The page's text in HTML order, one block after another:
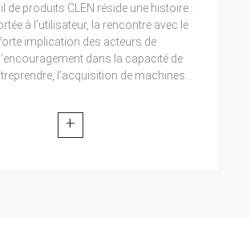
de produits CLEN réside une histoire :
à l’utilisateur, la rencontre avec le
implication des acteurs de
l’encouragement dans la capacité de
l’acquisition de machines...
+